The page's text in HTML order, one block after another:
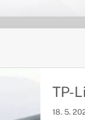
TP-
18. 5.